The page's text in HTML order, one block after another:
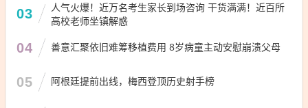
03
人气火爆！近万名考生家长到场咨询 干货满满！近百所
高校老师坐镇解惑
04 善意汇聚依旧难筹移植费用 8岁病童主动安慰崩溃父母
05 阿根廷提前出线，梅西登顶历史射手榜